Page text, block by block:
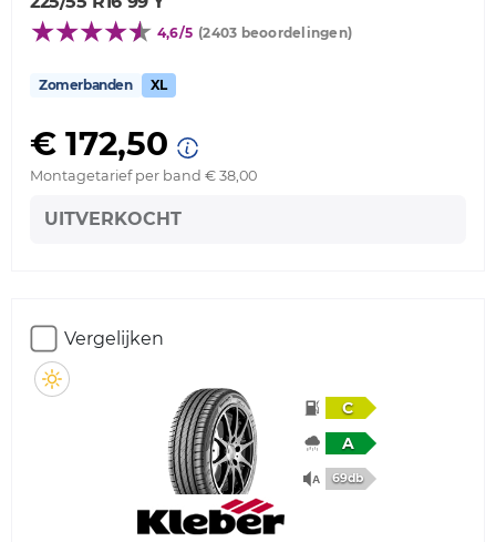
4,6/5 (2403 beoordelingen)
Zomerbanden XL
€ 172,50
Montagetarief per band € 38,00
UITVERKOCHT
Vergelijken
C
A
69db